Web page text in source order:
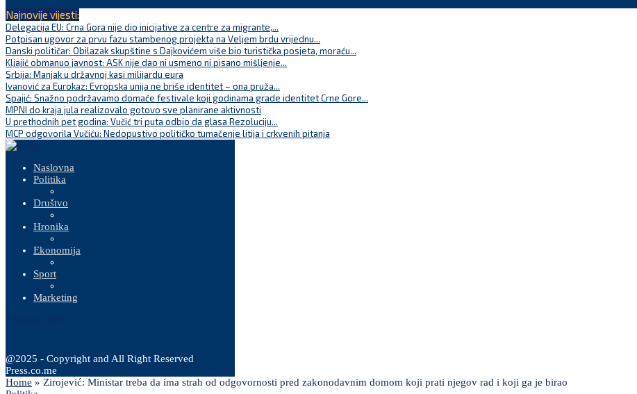
Najnovije vijesti:
Delegacija EU: Crna Gora nije dio inicijative za centre za migrante,...
Potpisan ugovor za prvu fazu stambenog projekta na Veljem brdu vrijednu...
Danski političar: Obilazak skupštine s Dajkovićem više bio turistička posjeta, moraću...
Kljajić obmanuo javnost: ASK nije dao ni usmeno ni pisano mišljenje...
Srbija: Manjak u državnoj kasi milijardu eura
Ivanović za Eurokaz: Evropska unija ne briše identitet – ona pruža...
Spajić: Snažno podržavamo domaće festivale koji godinama grade identitet Crne Gore...
MPNI do kraja jula realizovalo gotovo sve planirane aktivnosti
U prethodnih pet godina: Vučić tri puta odbio da glasa Rezoluciju...
MCP odgovorila Vučiću: Nedopustivo političko tumačenje litija i crkvenih pitanja
Naslovna
Politika
Društvo
Hronika
Ekonomija
Sport
Marketing
@2025 - Copyright and All Right Reserved
Press.co.me
Home » Zirojević: Ministar treba da ima strah od odgovornosti pred zakonodavnim domom koji prati njegov rad i koji ga je birao